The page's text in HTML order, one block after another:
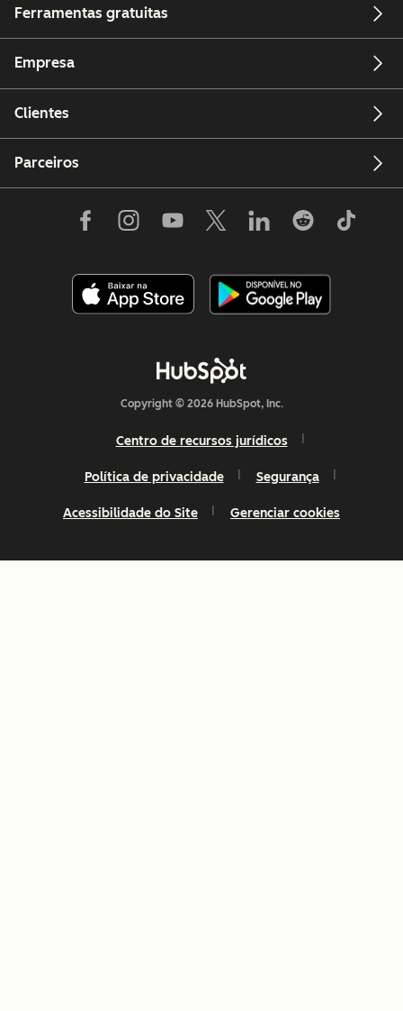
Ferramentas gratuitas
Empresa
Clientes
Parceiros
Copyright © 2026 HubSpot, Inc.
Centro de recursos jurídicos
Política de privacidade Segurança
Acessibilidade do Site Gerenciar cookies